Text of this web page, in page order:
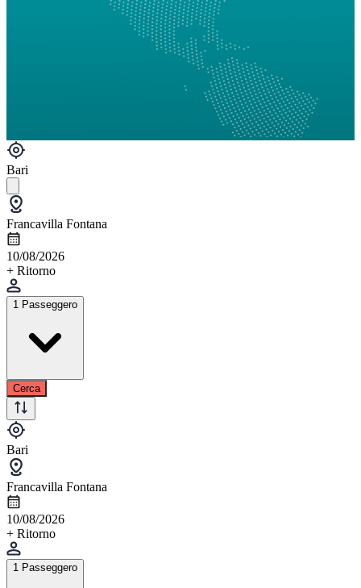
Bari
Francavilla Fontana
10/08/2026
+ Ritorno
1 Passeggero
Cerca
Bari
Francavilla Fontana
10/08/2026
+ Ritorno
1 Passeggero